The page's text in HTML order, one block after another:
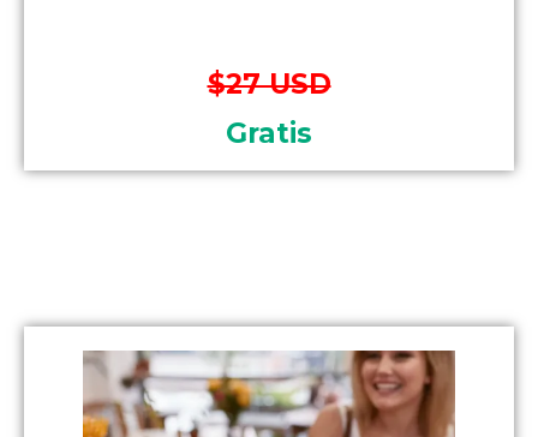
$27 USD
Gratis